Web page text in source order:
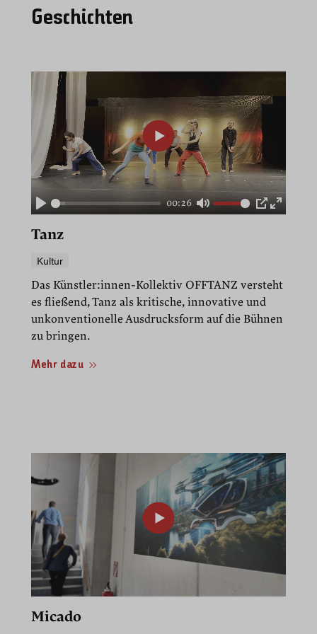
Geschichten
Play
00:26
Mute PIPEnter
Tanz
Kultur
Das Künstler:innen-Kollektiv OFFTANZ versteht
es fließend, Tanz als kritische, innovative und
unkonventionelle Ausdrucksform auf die Bühnen
zu bringen.
Mehr dazu
Play Mute PIPEnter
Micado